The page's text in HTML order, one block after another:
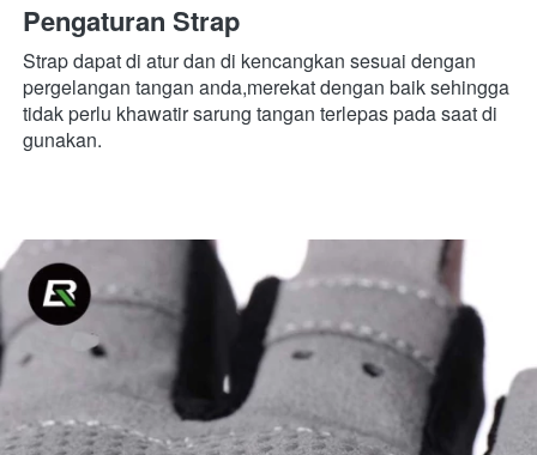
Pengaturan Strap
Strap dapat di atur dan di kencangkan sesuai dengan
pergelangan tangan anda,merekat dengan baik sehingga
tidak perlu khawatir sarung tangan terlepas pada saat di
gunakan.